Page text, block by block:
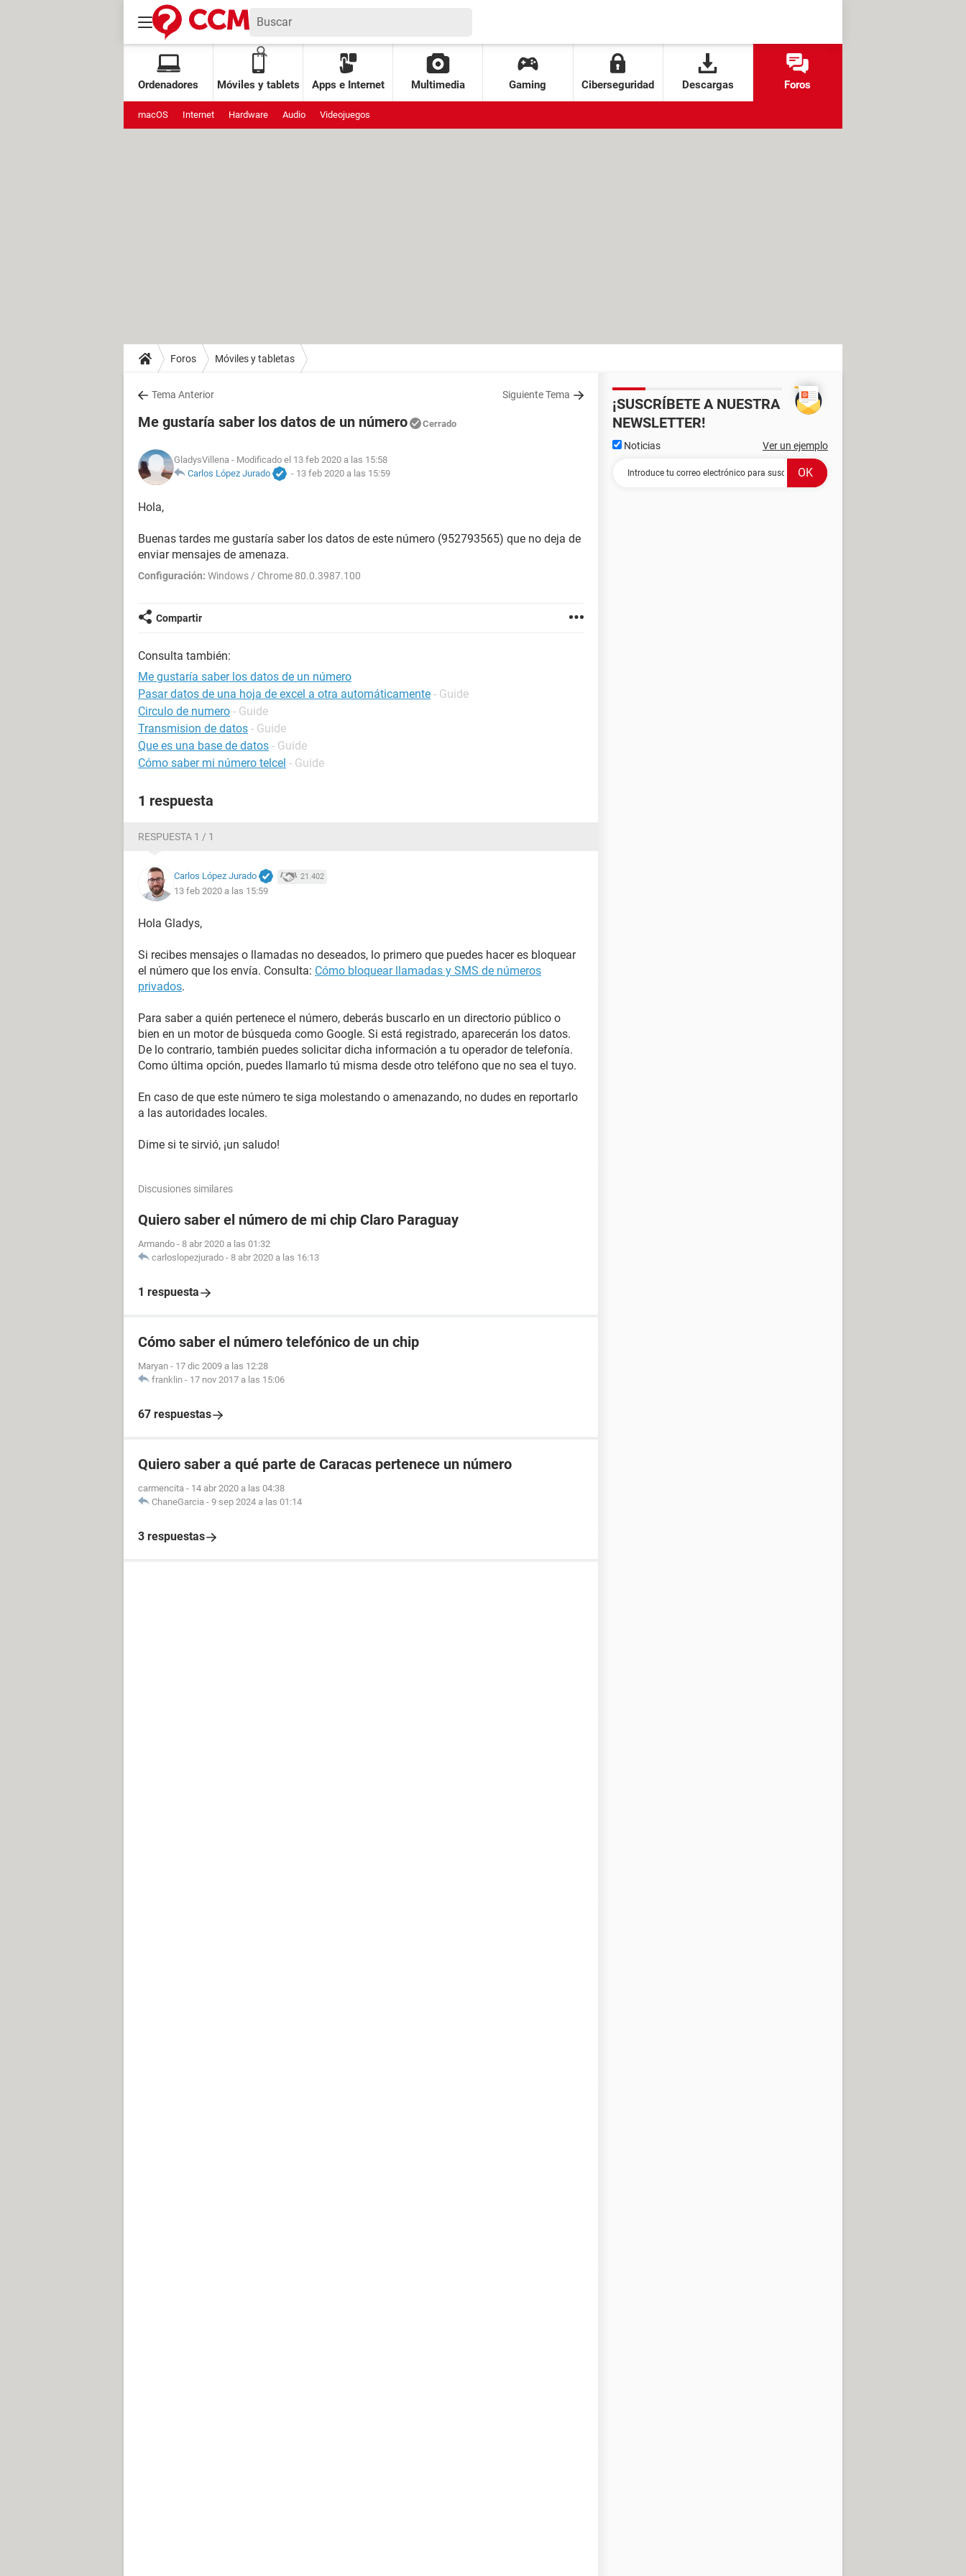
Ordenadores Móviles y tablets Apps e Internet Multimedia Gaming Ciberseguridad Descargas Foros
macOS Internet Hardware Audio Videojuegos
Foros Móviles y tabletas
Tema Anterior Siguiente Tema
Me gustaría saber los datos de un número Cerrado
GladysVillena - Modificado el 13 feb 2020 a las 15:58
Carlos López Jurado
- 13 feb 2020 a las 15:59
Hola,
Buenas tardes me gustaría saber los datos de este número (952793565) que no deja de
enviar mensajes de amenaza.
Configuración: Windows / Chrome 80.0.3987.100
Compartir
Consulta también:
Me gustaría saber los datos de un número
Pasar datos de una hoja de excel a otra automáticamente - Guide
Circulo de numero - Guide
Transmision de datos - Guide
Que es una base de datos - Guide
Cómo saber mi número telcel - Guide
1 respuesta
RESPUESTA 1 / 1
Carlos López Jurado 21.402
13 feb 2020 a las 15:59
Hola Gladys,
Si recibes mensajes o llamadas no deseados, lo primero que puedes hacer es bloquear
el número que los envía. Consulta: Cómo bloquear llamadas y SMS de números
privados.
Para saber a quién pertenece el número, deberás buscarlo en un directorio público o
bien en un motor de búsqueda como Google. Si está registrado, aparecerán los datos.
De lo contrario, también puedes solicitar dicha información a tu operador de telefonía.
Como última opción, puedes llamarlo tú misma desde otro teléfono que no sea el tuyo.
En caso de que este número te siga molestando o amenazando, no dudes en reportarlo
a las autoridades locales.
Dime si te sirvió, ¡un saludo!
Discusiones similares
Quiero saber el número de mi chip Claro Paraguay
Armando - 8 abr 2020 a las 01:32
carloslopezjurado - 8 abr 2020 a las 16:13
1 respuesta
Cómo saber el número telefónico de un chip
Maryan - 17 dic 2009 a las 12:28
franklin - 17 nov 2017 a las 15:06
67 respuestas
Quiero saber a qué parte de Caracas pertenece un número
carmencita - 14 abr 2020 a las 04:38
ChaneGarcia - 9 sep 2024 a las 01:14
3 respuestas
¡SUSCRÍBETE A NUESTRA
NEWSLETTER!
Noticias Ver un ejemplo